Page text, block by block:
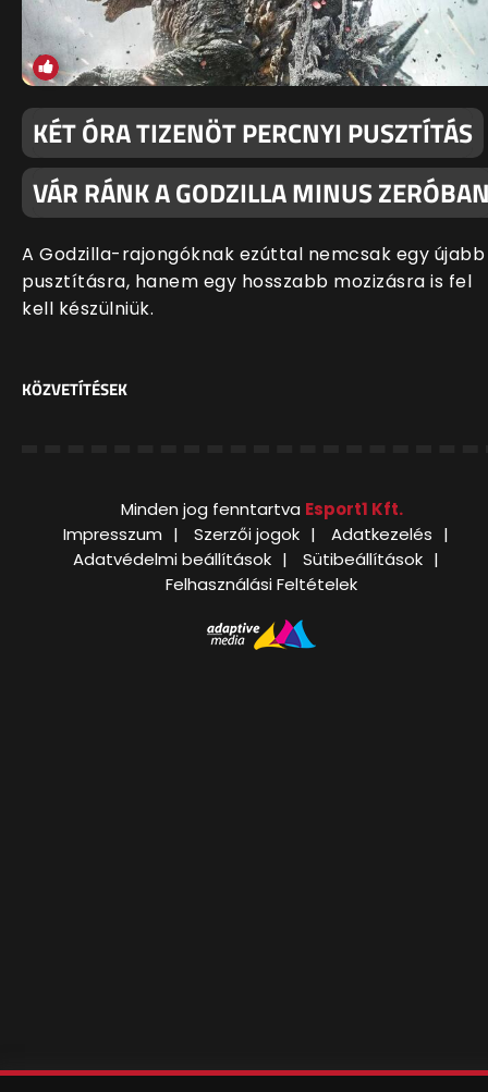
KÉT ÓRA TIZENÖT PERCNYI PUSZTÍTÁS
VÁR RÁNK A GODZILLA MINUS
A Godzilla-rajongóknak ezúttal nemcsak egy újabb
pusztításra, hanem egy hosszabb mozizásra is fel
kell készülniük.
KÖZVETÍTÉSEK
Minden jog fenntartva Esport1 Kft.
Impresszum
Szerzői jogok
Adatkezelés
Adatvédelmi beállítások
Sütibeállítások
Felhasználási Feltételek